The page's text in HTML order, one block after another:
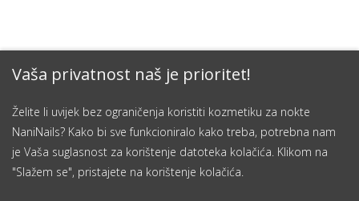
Vaša privatnost naš je prioritet!
Želite li uvijek bez ograničenja koristiti kozmetiku za nokte
NaniNails? Kako bi sve funkcioniralo kako treba, potrebna nam
je Vaša suglasnost za korištenje datoteka kolačića. Klikom na
"Slažem se", pristajete na korištenje kolačića.